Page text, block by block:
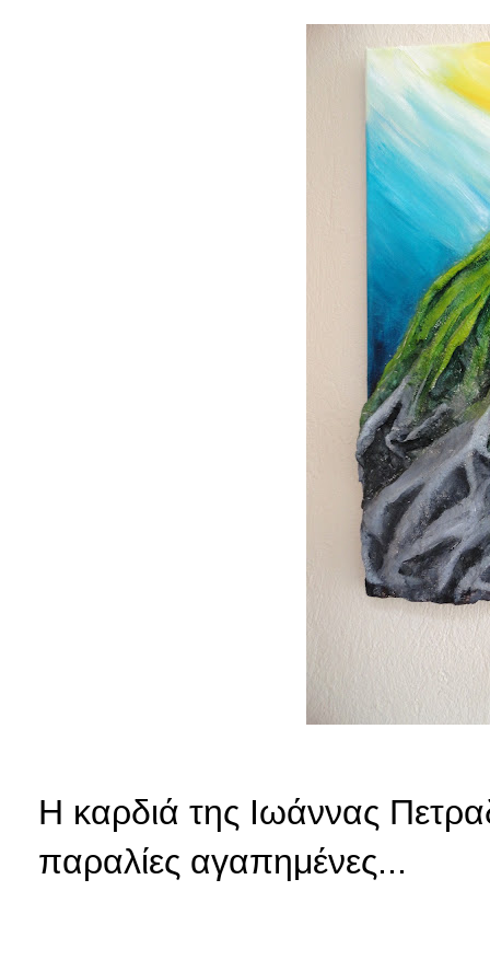
Η καρδιά της Ιωάννας
παραλίες αγαπημένες...